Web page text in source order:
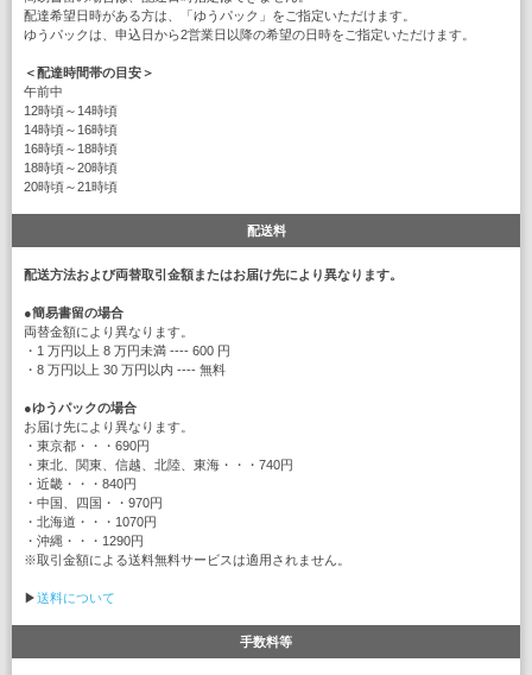
配達希望日時がある方は、「ゆうパック」をご指定いただけます。
ゆうパックは、申込日から2営業日以降の希望の日時をご指定いただけます。
＜配達時間帯の目安＞
午前中
12時頃～14時頃
14時頃～16時頃
16時頃～18時頃
18時頃～20時頃
20時頃～21時頃
配送料
配送方法および両替取引金額またはお届け先により異なります。
●簡易書留の場合
両替金額により異なります。
・1 万円以上 8 万円未満 ---- 600 円
・8 万円以上 30 万円以内 ---- 無料
●ゆうパックの場合
お届け先により異なります。
・東京都・・・690円
・東北、関東、信越、北陸、東海・・・740円
・近畿・・・840円
・中国、四国・・970円
・北海道・・・1070円
・沖縄・・・1290円
※取引金額による送料無料サービスは適用されません。
▶送料について
手数料等